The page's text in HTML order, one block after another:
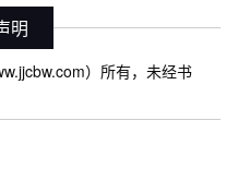
明
）所有，未经书